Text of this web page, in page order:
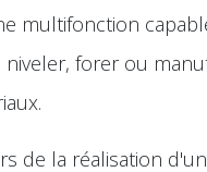
multifonction
niveler, forer ou
de la réalisation